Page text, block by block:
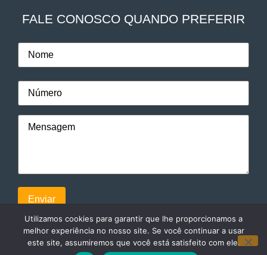
FALE CONOSCO QUANDO PREFERIR
Utilizamos cookies para garantir que lhe proporcionamos a
melhor experiência no nosso site. Se você continuar a usar
este site, assumiremos que você está satisfeito com ele.